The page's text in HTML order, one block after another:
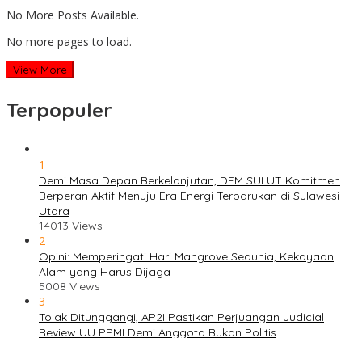
No More Posts Available.
No more pages to load.
View More
Terpopuler
1
Demi Masa Depan Berkelanjutan, DEM SULUT Komitmen
Berperan Aktif Menuju Era Energi Terbarukan di Sulawesi
Utara
14013 Views
2
Opini: Memperingati Hari Mangrove Sedunia, Kekayaan
Alam yang Harus Dijaga
5008 Views
3
Tolak Ditunggangi, AP2I Pastikan Perjuangan Judicial
Review UU PPMI Demi Anggota Bukan Politis